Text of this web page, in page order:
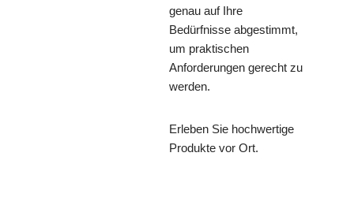
genau auf Ihre
Bedürfnisse abgestimmt,
um praktischen
Anforderungen gerecht zu
werden.
Erleben Sie hochwertige
Produkte vor Ort.